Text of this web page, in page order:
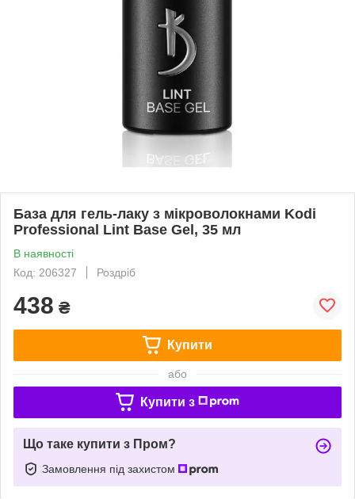
База для гель-лаку з мікроволокнами Kodi
Professional Lint Base Gel, 35 мл
В наявності
Код: 206327
Роздріб
438 ₴
Купити
або
Купити з
Що таке купити з Пром?
Замовлення під захистом